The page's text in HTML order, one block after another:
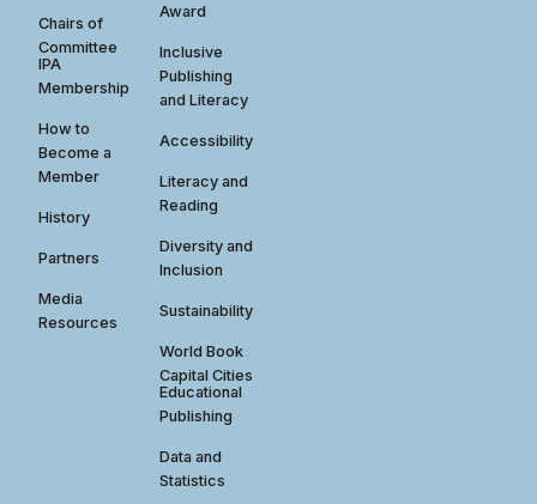
Chairs of
Committee
IPA
Membership
How to
Become a
Member
History
Partners
Media
Resources
Award
Inclusive
Publishing
and Literacy
Accessibility
Literacy and
Reading
Diversity and
Inclusion
Sustainability
World Book
Capital Cities
Educational
Publishing
Data and
Statistics